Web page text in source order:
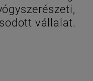
vállalat.